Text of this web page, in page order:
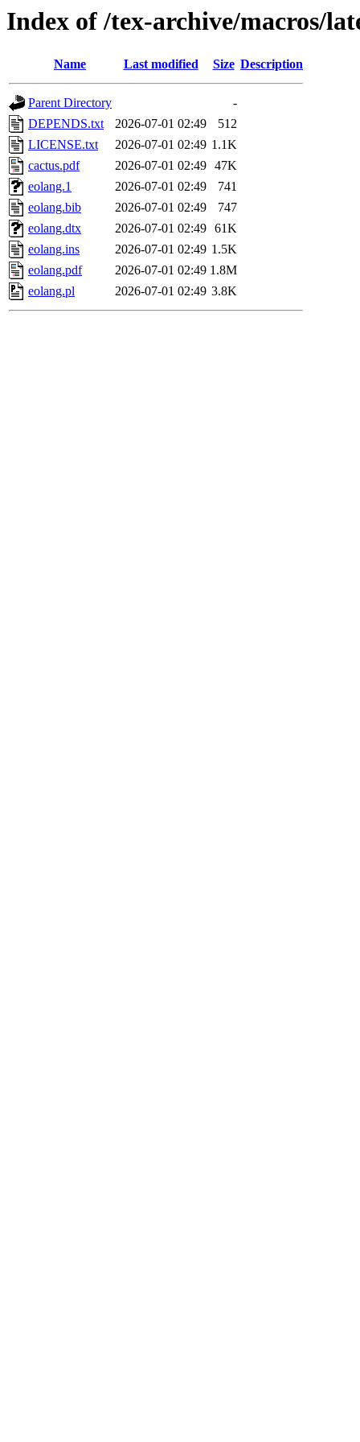
Index of /tex-archive/macros/
Name Last modified Size Description
Parent Directory
-
DEPENDS.txt
2026-07-01 02:49
512
LICENSE.txt
2026-07-01 02:49 1.1K
cactus.pdf
2026-07-01 02:49 47K
eolang.1
2026-07-01 02:49
741
eolang.bib
2026-07-01 02:49
747
eolang.dtx
2026-07-01 02:49 61K
eolang.ins
2026-07-01 02:49 1.5K
eolang.pdf
2026-07-01 02:49 1.8M
eolang.pl
2026-07-01 02:49 3.8K